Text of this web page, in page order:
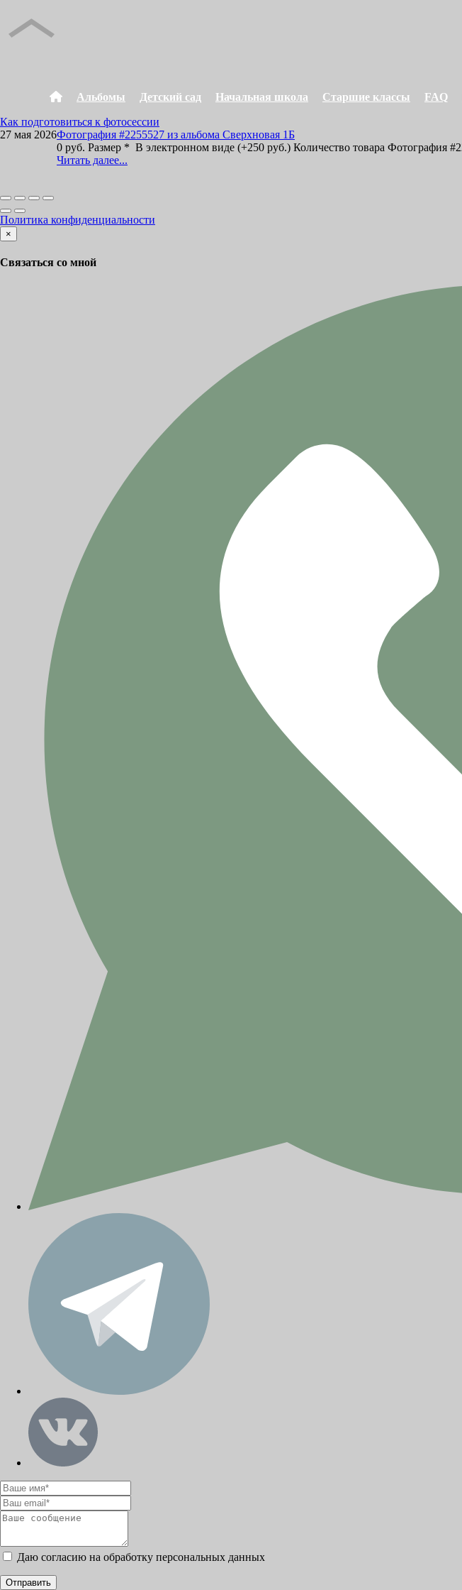
Альбомы Детский сад Начальная школа Старшие классы FAQ
Как подготовиться к фотосессии
27 мая 2026Фотография #2255527 из альбома Сверхновая 1Б
0 руб. Размер * В электронном виде (+250 руб.) Количество товара Фотография
Читать далее...
Политика конфиденциальности
×
Связаться со мной
Даю согласию на обработку персональных данных
Отправить